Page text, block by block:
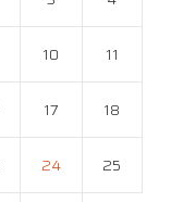
10 11
17 18
24 25